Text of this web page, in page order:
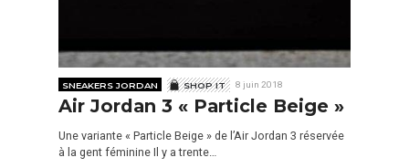
SNEAKERS JORDAN SHOP IT 8 juin 2018
Air Jordan 3 « Particle Beige »
Une variante « Particle Beige » de l’Air Jordan 3 réservée
à la gent féminine Il y a trente…